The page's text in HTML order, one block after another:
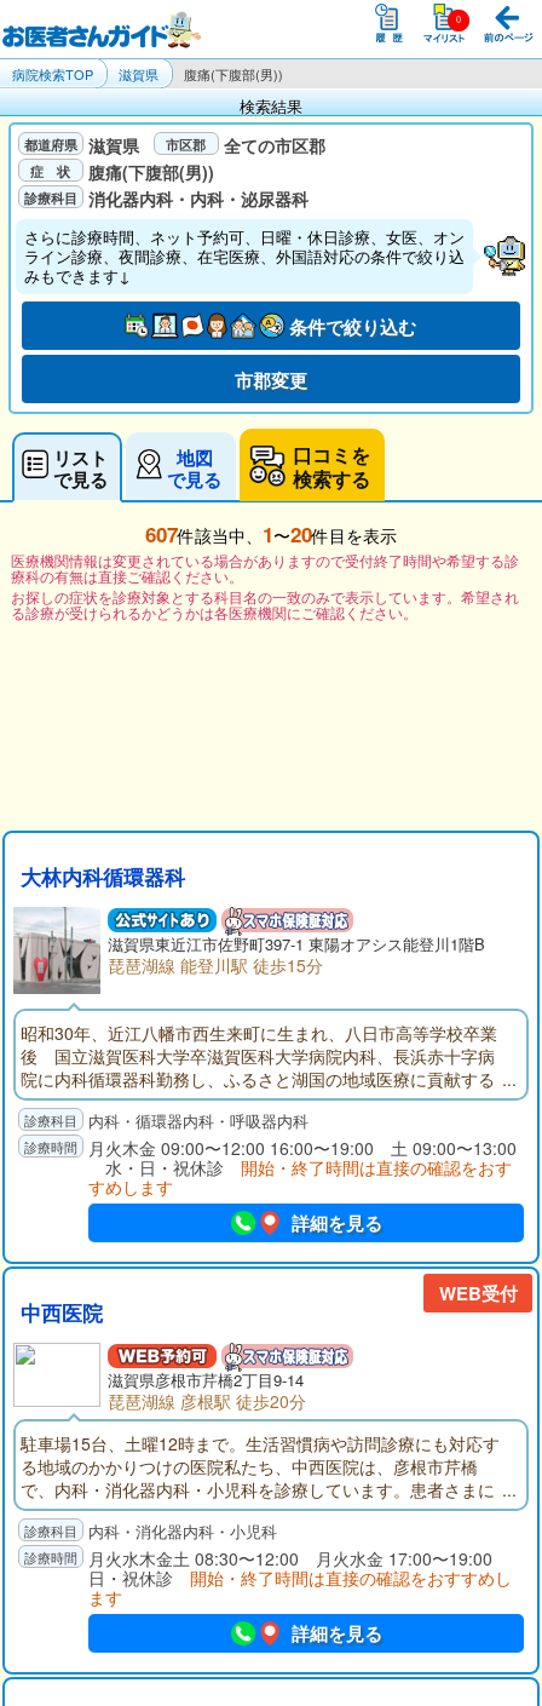
病院検索TOP 滋賀県 腹痛(下腹部(男))
検索結果
滋賀県
全ての市区郡
腹痛(下腹部(男))
消化器内科・内科・泌尿器科
さらに診療時間、ネット予約可、日曜・休日診療、女医、オン
ライン診療、夜間診療、在宅医療、外国語対応の条件で絞り込
みもできます↓
条件で絞り込む
市郡変更
リスト
で見る
地図
で見る
口コミを
検索する
607件該当中、 1〜20件目を表示
医療機関情報は変更されている場合がありますので受付終了時間や希望する診
療科の有無は直接ご確認ください。
お探しの症状を診療対象とする科目名の一致のみで表示しています。希望され
る診療が受けられるかどうかは各医療機関にご確認ください。
大林内科循環器科
滋賀県東近江市佐野町397-1 東陽オアシス能登川1階B
琵琶湖線 能登川駅 徒歩15分
昭和30年、近江八幡市西生来町に生まれ、八日市高等学校卒業
後 国立滋賀医科大学卒滋賀医科大学病院内科、長浜赤十字病
院に内科循環器科勤務し、ふるさと湖国の地域医療に貢献する
ため新規に診療所を開設しました。25年の病院勤務経験を生か
し、内科全般に対する診療、特に高血圧、心臓病、動脈硬化な
どの循環器疾患、生活習慣病、呼吸器疾患の診療を総合的に行
内科・循環器内科・呼吸器内科
月火木金 09:00〜12:00 16:00〜19:00 土 09:00〜13:00
水・日・祝休診 開始・終了時間は直接の確認をおす
すめします
詳細を見る
WEB受付
中西医院
滋賀県彦根市芹橋2丁目9-14
琵琶湖線 彦根駅 徒歩20分
駐車場15台、土曜12時まで。生活習慣病や訪問診療にも対応す
る地域のかかりつけの医院私たち、中西医院は、彦根市芹橋
で、内科・消化器内科・小児科を診療しています。患者さまに
心から頼っていただける内科・消化器内科・小児科のホームド
クターとして、地域に根ざした治療に取り組んでいます。当院
は消化器内科の診療に強みを持っています。院長は日本消化器
病学会認定 消化器病専門医の資格を持ち、この分野では、現
在までに30年におよぶキャリアを有しています。これらに裏付
けられた当院の診療は、逆流性食道炎、急性胃炎、慢性胃炎、
胃潰瘍、十二指腸潰瘍、胆石症、ウイルス性肝炎、急性すい炎
など、広く対応いたします。検査での胃カメラでは、「口か
内科・消化器内科・小児科
月火水木金土 08:30〜12:00 月火水金 17:00〜19:00
日・祝休診 開始・終了時間は直接の確認をおすすめし
ます
詳細を見る